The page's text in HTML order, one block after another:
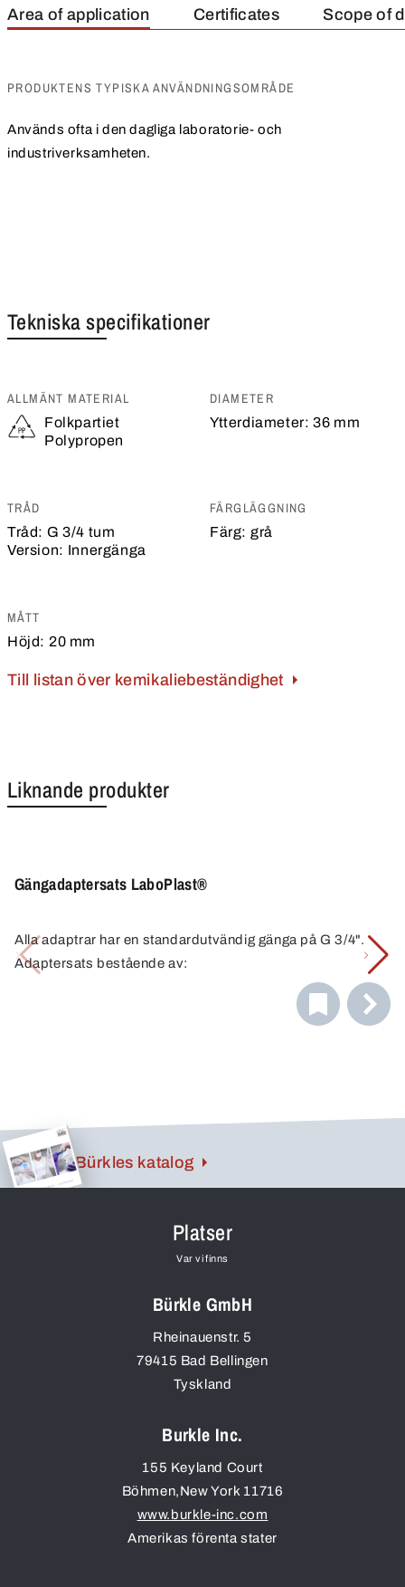
Area of application Certificates Scope of
PRODUKTENS TYPISKA ANVÄNDNINGSOMRÅDE
Används ofta i den dagliga laboratorie- och
industriverksamheten.
Tekniska specifikationer
ALLMÄNT MATERIAL
Folkpartiet
Polypropen
DIAMETER
Ytterdiameter: 36 mm
TRÅD
Tråd: G 3/4 tum
Version: Innergänga
FÄRGLÄGGNING
Färg: grå
MÅTT
Höjd: 20 mm
Till listan över kemikaliebeständighet
Liknande produkter
Gängadaptersats LaboPlast®
Alla adaptrar har en standardutvändig gänga på G 3/4".
Adaptersats bestående av:
Bürkles katalog
Platser
Var vi finns
Bürkle GmbH
Rheinauenstr. 5
79415 Bad Bellingen
Tyskland
Burkle Inc.
155 Keyland Court
Böhmen,New York 11716
www.burkle-inc.com
Amerikas förenta stater